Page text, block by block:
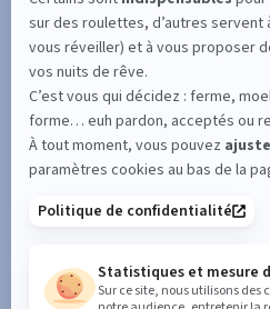
SUIVEZ L'ACTUALITÉ DE
Entrez votre adresse
concernant les offres, services,
conformément à
notre politique de protection des